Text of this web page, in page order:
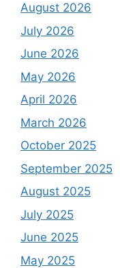
August 2026
July 2026
June 2026
May 2026
April 2026
March 2026
October 2025
September 2025
August 2025
July 2025
June 2025
May 2025